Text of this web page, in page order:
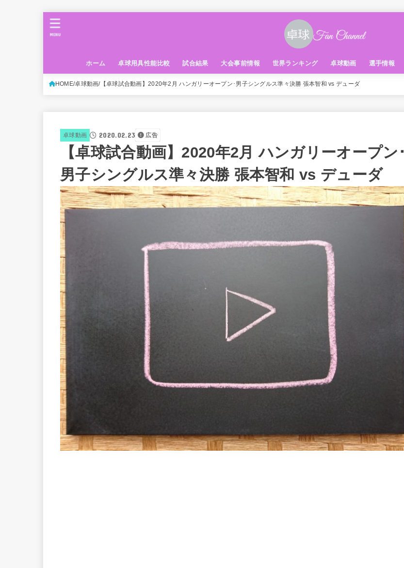
ホーム 卓球用具性能比較 試合結果 大会事前情報 世界ランキング 卓球動画 選手情報
MENU
HOME 卓球動画 【卓球試合動画】2020年2月 ハンガリーオープン･男子シングルス準々決勝 張本智和 vs デューダ
卓球動画 2020.02.23 広告
【卓球試合動画】2020年2月 ハンガリーオープン･
男子シングルス準々決勝 張本智和 vs デューダ